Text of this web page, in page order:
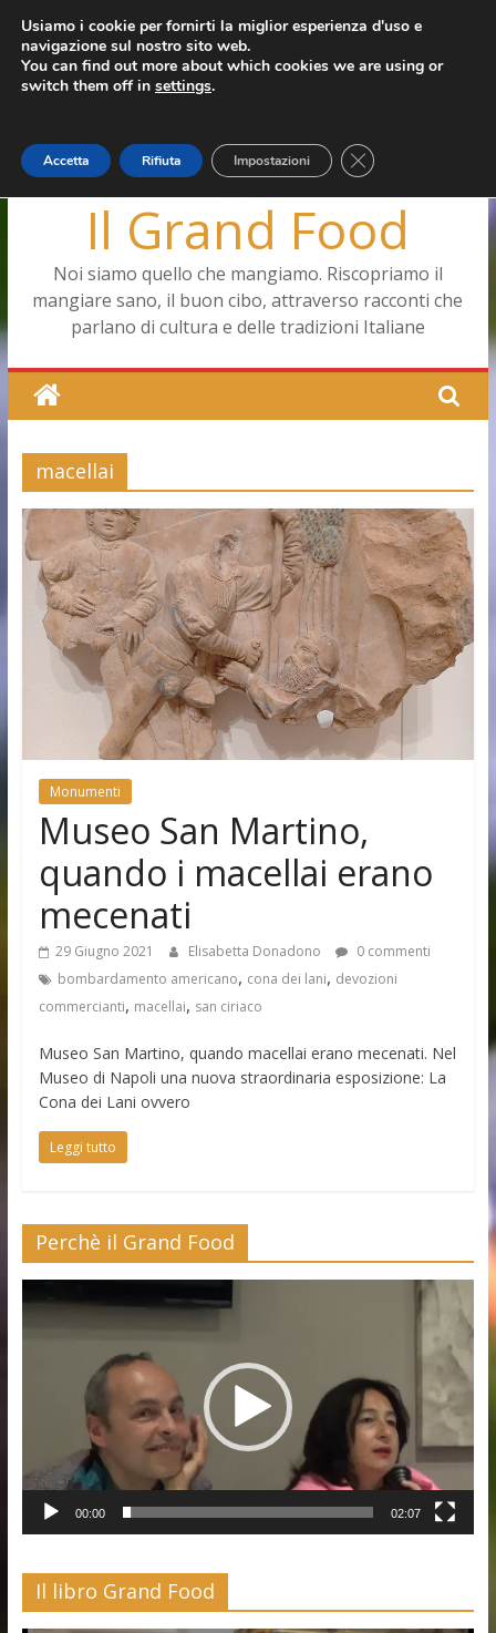
Salta
contenuto
mercoledì, Agosto 5, 2026
Ultimo: Pizza a Corte
Menopausa, una forma smagliante senza età
Capodimonte, ritorna la tavola di corte
Il Grand Food
Noi siamo quello che mangiamo. Riscopriamo il
mangiare sano, il buon cibo, attraverso racconti che
parlano di cultura e delle tradizioni Italiane
macellai
Monumenti
Museo San Martino,
quando i macellai erano
mecenati
29 Giugno 2021 Elisabetta Donadono
0 commenti
bombardamento americano, cona dei lani, devozioni
commercianti, macellai, san ciriaco
Museo San Martino, quando macellai erano mecenati. Nel
Museo di Napoli una nuova straordinaria esposizione: La
Cona dei Lani ovvero
Leggi tutto
Perchè il Grand Food
00:00 02:07
Il libro Grand Food
Usiamo i cookie per fornirti la miglior esperienza d'uso e
navigazione sul nostro sito web.
You can find out more about which cookies we are using or
switch them off in settings.
Accetta Rifiuta Impostazioni Close GDPR